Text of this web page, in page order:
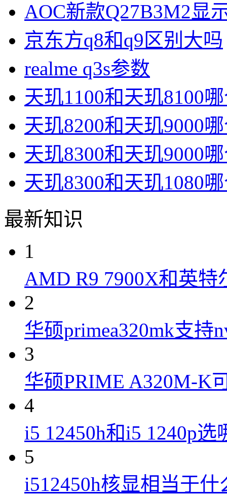
AOC新款Q27B3M2显
京东方q8和q9区别大吗
realme q3s参数
天玑1100和天玑8100
天玑8200和天玑9000
天玑8300和天玑9000
天玑8300和天玑1080
最新知识
1
AMD R9 7900X和英特
2
华硕primea320mk支持
3
华硕PRIME A320M-K
4
i5 12450h和i5 1240p选
5
i512450h核显相当于什